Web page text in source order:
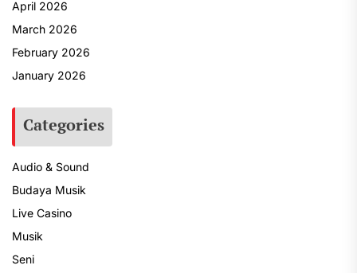
April 2026
March 2026
February 2026
January 2026
Categories
Audio & Sound
Budaya Musik
Live Casino
Musik
Seni